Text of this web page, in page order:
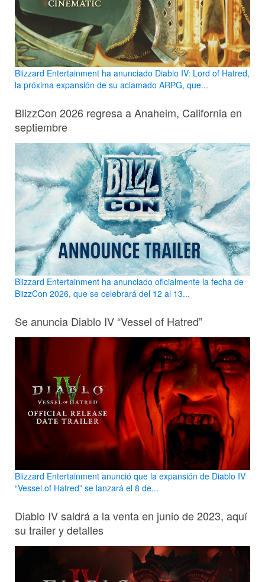
Blizzard Entertainment ha anunciado Diablo IV: Lord of Hatred,
la próxima expansión de su aclamado ARPG, que...
BlizzCon 2026 regresa a Anaheim, California en
septiembre
Blizzard Entertainment ha anunciado oficialmente la fecha de
BlizzCon 2026, que se celebrará del 12 al 13...
Se anuncia Diablo IV “Vessel of Hatred”
Blizzard Entertainment anunció que la expansión de Diablo IV
“Vessel of Hatred” se lanzará el 8 de...
Diablo IV saldrá a la venta en junio de 2023, aquí
su trailer y detalles